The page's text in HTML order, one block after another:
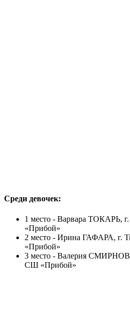
Среди девочек:
1 место - Варвара
«Прибой»
2 место - Ирина ГАФАРА,
«Прибой»
3 место - Валерия
СШ «Прибой»